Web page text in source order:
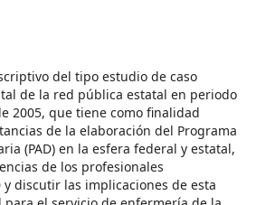
del tipo estudio de caso
de la red pública estatal en periodo
2005, que tiene como finalidad
de la elaboración del Programa
(PAD) en la esfera federal y estatal,
de los profesionales
y discutir las implicaciones de esta